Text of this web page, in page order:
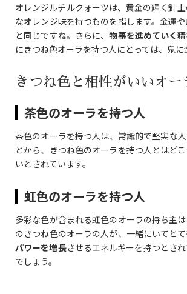
オレンジルチルクォーツは、黄金の輝く針
なオレンジ味を持つものを指します。金運
と同じですね。さらに、物事を進めていく
にきつね色オーラを持つ人にとっては、鬼
きつね色と相性がいいオー
茶色のオーラを持つ人
茶色のオーラを持つ人は、常識的で堅実な
とから、きつね色のオーラを持つ人とはどこ
いとされています。
虹色のオーラを持つ人
多彩な色が含まれる虹色のオーラの持ち主
のきつね色のオーラの人が、一緒にいてと
パワーを増長させるエネルギーを持つとさ
でしょう。